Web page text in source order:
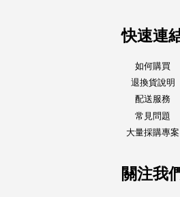
快速連
如何購買
退換貨說明
配送服務
常見問題
大量採購專案
關注我